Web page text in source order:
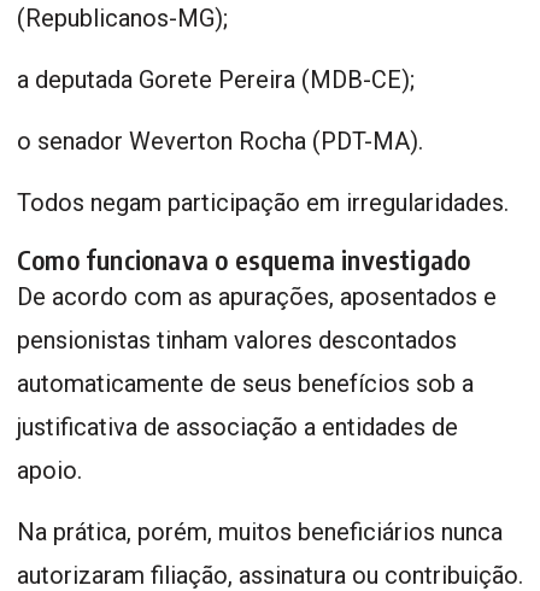
(Republicanos-MG);
a deputada Gorete Pereira (MDB-CE);
o senador Weverton Rocha (PDT-MA).
Todos negam participação em irregularidades.
Como funcionava o esquema investigado
De acordo com as apurações, aposentados e
pensionistas tinham valores descontados
automaticamente de seus benefícios sob a
justificativa de associação a entidades de
apoio.
Na prática, porém, muitos beneficiários nunca
autorizaram filiação, assinatura ou contribuição.